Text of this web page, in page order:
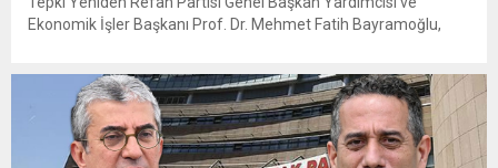
Ekonomik İşler Başkanı Prof. Dr. Mehmet Fatih Bayramoğlu,
fiyatların çiftçinin artan maliyetlerini karşılamaktan uzak
olduğunu savunarak fiyatların yeniden değerlendirilmesi
çağrısında...